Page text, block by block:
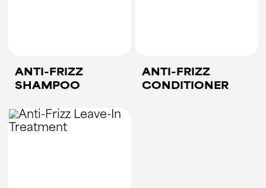
ANTI-FRIZZ
SHAMPOO
ANTI-FRIZZ
CONDITIONER